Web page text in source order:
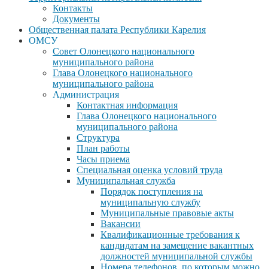
Контакты
Документы
Общественная палата Республики Карелия
ОМСУ
Совет Олонецкого национального
муниципального района
Глава Олонецкого национального
муниципального района
Администрация
Контактная информация
Глава Олонецкого национального
муниципального района
Структура
План работы
Часы приема
Специальная оценка условий труда
Муниципальная служба
Порядок поступления на
муниципальную службу
Муниципальные правовые акты
Вакансии
Квалификационные требования к
кандидатам на замещение вакантных
должностей муниципальной службы